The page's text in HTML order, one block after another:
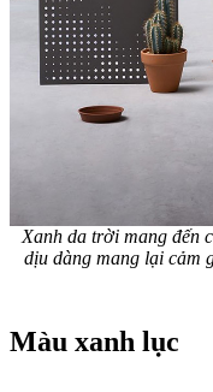
Xanh da trời mang đến
dịu dàng mang lại cảm
Màu xanh lục